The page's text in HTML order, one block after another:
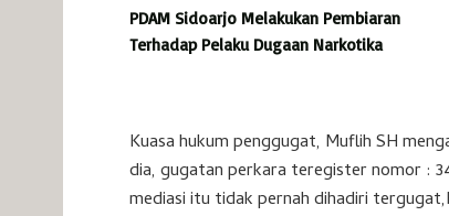
PDAM Sidoarjo Melakukan Pembiaran
Terhadap Pelaku Dugaan Narkotika
Kuasa hukum penggugat, Muflih SH
dia, gugatan perkara teregister nomor :
mediasi itu tidak pernah dihadiri